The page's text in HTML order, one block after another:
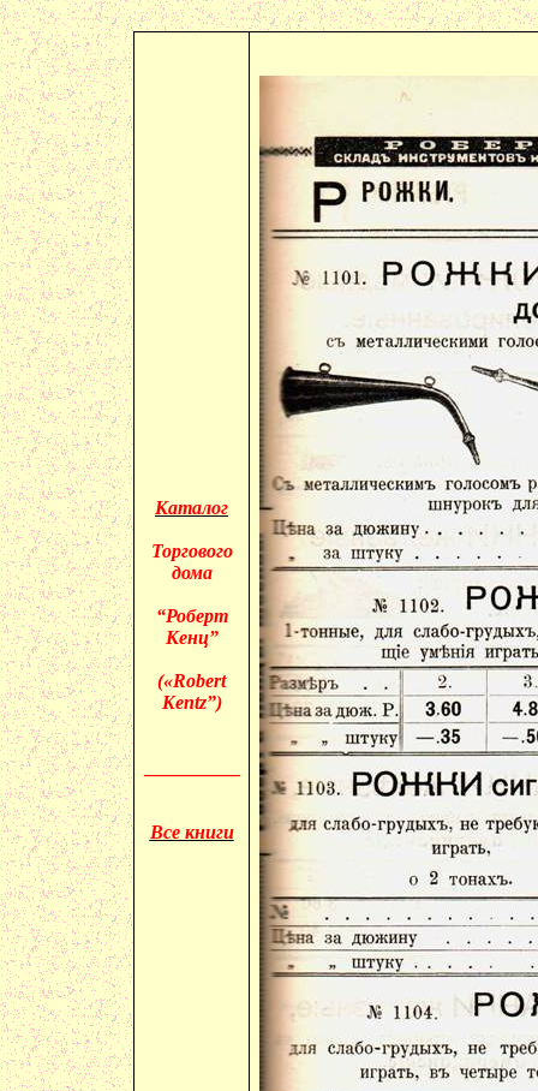
Каталог
Торгового
дома
“Роберт
Кенц”
(«Robert
Kentz”)
Все книги